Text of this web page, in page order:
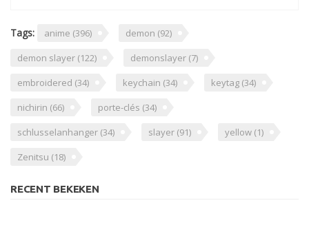
Tags: anime (396) demon (92)
demon slayer (122) demonslayer (7)
embroidered (34) keychain (34) keytag (34)
nichirin (66) porte-clés (34)
schlusselanhanger (34) slayer (91) yellow (1)
Zenitsu (18)
RECENT BEKEKEN